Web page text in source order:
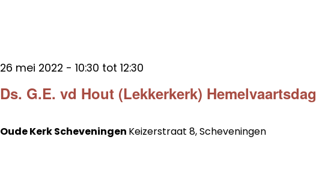
Ds. G.E. vd Hout (Lekkerkerk) Hemelvaartsdag
26 mei 2022 - 10:30 tot 12:30
Oude Kerk Scheveningen Keizerstraat 8, Scheveningen